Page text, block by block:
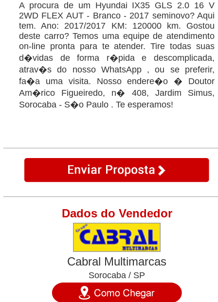
A procura de um Hyundai IX35 GLS 2.0 16 V
2WD FLEX AUT - Branco - 2017 seminovo? Aqui
tem. Ano: 2017/2017 KM: 120000 km. Gostou
deste carro? Temos uma equipe de atendimento
on-line pronta para te atender. Tire todas suas
d�vidas de forma r�pida e descomplicada,
atrav�s do nosso WhatsApp , ou se preferir,
fa�a uma visita. Nosso endere�o � Doutor
Am�rico Figueiredo, n� 408, Jardim Simus,
Sorocaba - S�o Paulo . Te esperamos!
Dados do Vendedor
Cabral Multimarcas
Sorocaba / SP